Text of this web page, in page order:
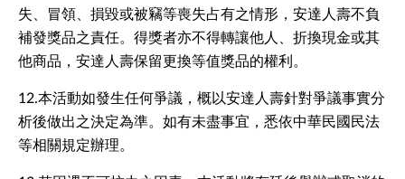
失、冒領、損毀或被竊等喪失占有之情形，安達人壽不負
補發獎品之責任。得獎者亦不得轉讓他人、折換現金或其
他商品，安達人壽保留更換等值獎品的權利。
12.本活動如發生任何爭議，概以安達人壽針對爭議事實分
析後做出之決定為準。如有未盡事宜，悉依中華民國民法
等相關規定辦理。